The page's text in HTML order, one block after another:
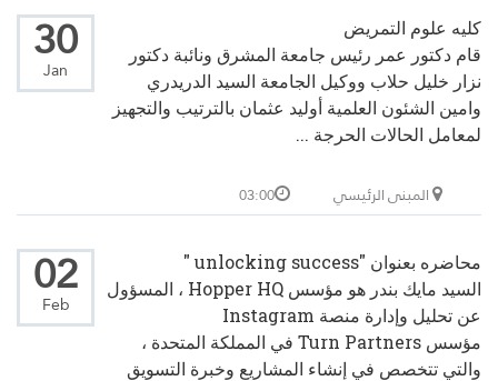
30
Jan
كليه علوم التمريض
قام دكتور عمر رئيس جامعة المشرق ونائبة دكتور
نزار خليل حلاب ووكيل الجامعة السيد الدريدري
وامين الشئون العلمية أوليد عثمان بالترتيب والتجهيز
لمعامل الحالات الحرجة ...
المبنى الرئيسي 03:00
02
Feb
محاضره بعنوان "unlocking success "
السيد مايك بندر هو مؤسس Hopper HQ ، المسؤول
عن تحليل وإدارة منصة Instagram
مؤسس Turn Partners في المملكة المتحدة ،
والتي تتخصص في إنشاء المشاريع وخبرة التسويق